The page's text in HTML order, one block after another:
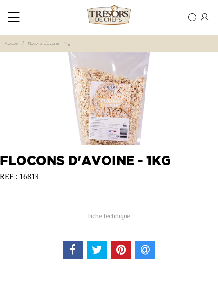
Accueil Flocons d'avoine - 1kg
FLOCONS D'AVOINE - 1KG
REF : 16818
Fiche technique